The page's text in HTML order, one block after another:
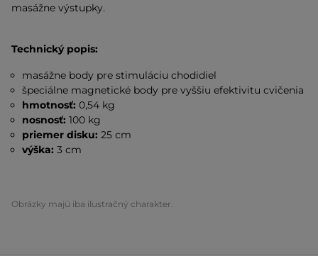
masážne výstupky.
Technický popis:
masážne body pre stimuláciu chodidiel
špeciálne magnetické body pre vyššiu efektivitu cvičenia
hmotnosť: 0,54 kg
nosnosť:100 kg
priemer disku:25 cm
výška:3 cm
Obrázky majú iba ilustračný charakter.